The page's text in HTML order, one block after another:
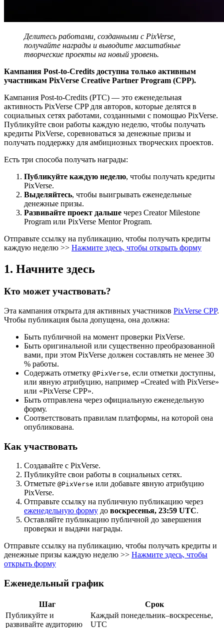
Делитесь работами, созданными с PixVerse,
получайте награды и выводите масштабные
творческие проекты на новый уровень.
Кампания Post-to-Credits доступна только активным
участникам PixVerse Creative Partner Program (CPP).
Кампания Post-to-Credits (PTC) — это еженедельная
активность PixVerse CPP для авторов, которые делятся в
социальных сетях работами, созданными с помощью PixVerse.
Публикуйте свои работы каждую неделю, чтобы получать
кредиты PixVerse, соревноваться за денежные призы и
получать поддержку для амбициозных творческих проектов.
Есть три способа получать награды:
Публикуйте каждую неделю, чтобы получать кредиты
PixVerse.
Выделяйтесь, чтобы выигрывать еженедельные
денежные призы.
Развивайте проект дальше через Creator Milestone
Program или PixVerse Mentor Program.
Отправьте ссылку на публикацию, чтобы получать кредиты
каждую неделю >> Нажмите здесь, чтобы открыть форму
1. Начните здесь
Кто может участвовать?
Эта кампания открыта для активных участников PixVerse CPP.
Чтобы публикация была допущена, она должна:
Быть публичной на момент проверки PixVerse.
Быть оригинальной или существенно преобразованной
вами, при этом PixVerse должен составлять не менее 30
% работы.
Содержать отметку @PixVerse, если отметки доступны,
или явную атрибуцию, например «Created with PixVerse»
или «PixVerse CPP».
Быть отправлена через официальную еженедельную
форму.
Соответствовать правилам платформы, на которой она
опубликована.
Как участвовать
Создавайте с PixVerse.
Публикуйте свои работы в социальных сетях.
Отметьте @PixVerse или добавьте явную атрибуцию
PixVerse.
Отправьте ссылку на публичную публикацию через
еженедельную форму до воскресенья, 23:59 UTC.
Оставляйте публикацию публичной до завершения
проверки и выдачи награды.
Отправьте ссылку на публикацию, чтобы получать кредиты и
денежные призы каждую неделю >> Нажмите здесь, чтобы
открыть форму
Еженедельный график
Шаг
Срок
Публикуйте и
развивайте аудиторию
Каждый понедельник–воскресенье,
UTC